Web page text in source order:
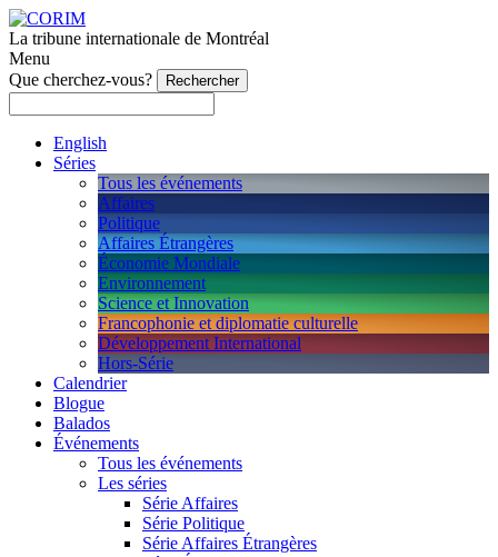
La tribune internationale de Montréal
Menu
Que cherchez-vous?
English
Séries
Tous les événements
Affaires
Politique
Affaires Étrangères
Économie Mondiale
Environnement
Science et Innovation
Francophonie et diplomatie culturelle
Développement International
Hors-Série
Calendrier
Blogue
Balados
Événements
Tous les événements
Les séries
Série Affaires
Série Politique
Série Affaires Étrangères